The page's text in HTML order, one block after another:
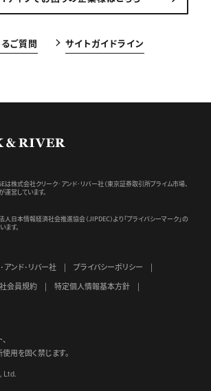
ご質問 サイトガイドライン
は株式会社クリーク･アンド･リバー社（東京証券取引所プライム市場、
営しています。
人日本情報経済社会推進協会（JIPDEC）より 「プライバシーマーク」の
す。
アンド･リバー社
プライバシーポリシー
会員規約
特定個人情報基本方針
用を固く禁じます。
Ltd.